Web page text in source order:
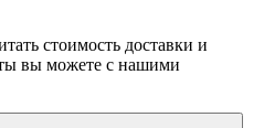
стоимость доставки и
вы можете с нашими